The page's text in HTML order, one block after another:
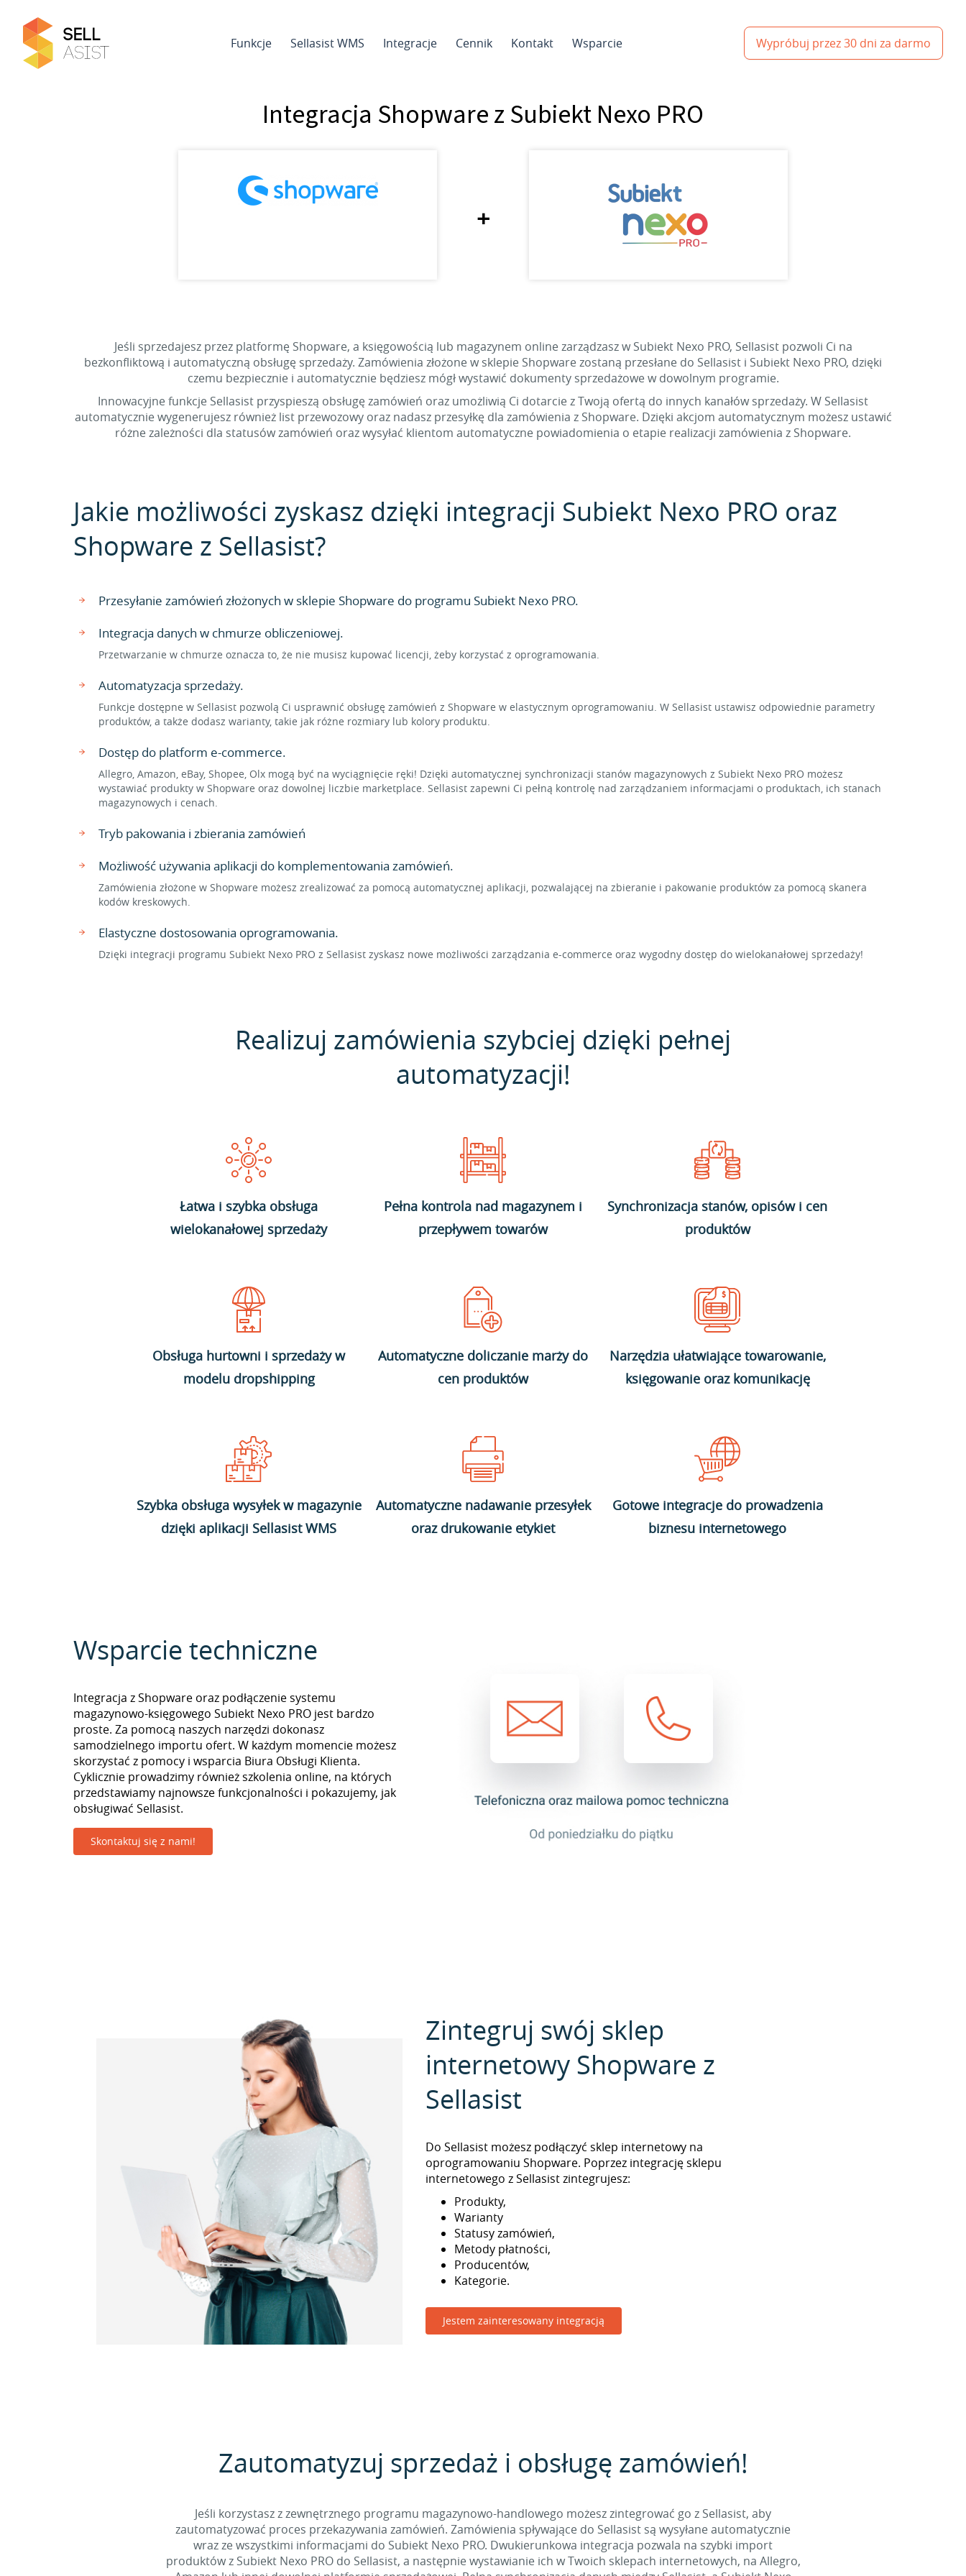
Funkcje Sellasist WMS Integracje Cennik Kontakt Wsparcie Wypróbuj przez 30 dni za darmo
Integracja Shopware z Subiekt Nexo PRO
+
Jeśli sprzedajesz przez platformę Shopware, a księgowością lub magazynem online zarządzasz w Subiekt Nexo PRO, Sellasist pozwoli Ci na
bezkonfliktową i automatyczną obsługę sprzedaży. Zamówienia złożone w sklepie Shopware zostaną przesłane do Sellasist i Subiekt Nexo PRO, dzięki
czemu bezpiecznie i automatycznie będziesz mógł wystawić dokumenty sprzedażowe w dowolnym programie.
Innowacyjne funkcje Sellasist przyspieszą obsługę zamówień oraz umożliwią Ci dotarcie z Twoją ofertą do innych kanałów sprzedaży. W Sellasist
automatycznie wygenerujesz również list przewozowy oraz nadasz przesyłkę dla zamówienia z Shopware. Dzięki akcjom automatycznym możesz ustawić
różne zależności dla statusów zamówień oraz wysyłać klientom automatyczne powiadomienia o etapie realizacji zamówienia z Shopware.
Jakie możliwości zyskasz dzięki integracji Subiekt Nexo PRO oraz
Shopware z Sellasist?
Przesyłanie zamówień złożonych w sklepie Shopware do programu Subiekt Nexo PRO.
Integracja danych w chmurze obliczeniowej.
Przetwarzanie w chmurze oznacza to, że nie musisz kupować licencji, żeby korzystać z oprogramowania.
Automatyzacja sprzedaży.
Funkcje dostępne w Sellasist pozwolą Ci usprawnić obsługę zamówień z Shopware w elastycznym oprogramowaniu. W Sellasist ustawisz odpowiednie parametry
produktów, a także dodasz warianty, takie jak różne rozmiary lub kolory produktu.
Dostęp do platform e-commerce.
Allegro, Amazon, eBay, Shopee, Olx mogą być na wyciągnięcie ręki! Dzięki automatycznej synchronizacji stanów magazynowych z Subiekt Nexo PRO możesz
wystawiać produkty w Shopware oraz dowolnej liczbie marketplace. Sellasist zapewni Ci pełną kontrolę nad zarządzaniem informacjami o produktach, ich stanach
magazynowych i cenach.
Tryb pakowania i zbierania zamówień
Możliwość używania aplikacji do komplementowania zamówień.
Zamówienia złożone w Shopware możesz zrealizować za pomocą automatycznej aplikacji, pozwalającej na zbieranie i pakowanie produktów za pomocą skanera
kodów kreskowych.
Elastyczne dostosowania oprogramowania.
Dzięki integracji programu Subiekt Nexo PRO z Sellasist zyskasz nowe możliwości zarządzania e-commerce oraz wygodny dostęp do wielokanałowej sprzedaży!
Realizuj zamówienia szybciej dzięki pełnej
automatyzacji!
Łatwa i szybka obsługa
wielokanałowej sprzedaży
Pełna kontrola nad magazynem i
przepływem towarów
Synchronizacja stanów, opisów i cen
produktów
Obsługa hurtowni i sprzedaży w
modelu dropshipping
Automatyczne doliczanie marży do
cen produktów
Narzędzia ułatwiające towarowanie,
księgowanie oraz komunikację
Szybka obsługa wysyłek w magazynie
dzięki aplikacji Sellasist WMS
Automatyczne nadawanie przesyłek
oraz drukowanie etykiet
Gotowe integracje do prowadzenia
biznesu internetowego
Wsparcie techniczne
Integracja z Shopware oraz podłączenie systemu
magazynowo-księgowego Subiekt Nexo PRO jest bardzo
proste. Za pomocą naszych narzędzi dokonasz
samodzielnego importu ofert. W każdym momencie możesz
skorzystać z pomocy i wsparcia Biura Obsługi Klienta.
Cyklicznie prowadzimy również szkolenia online, na których
przedstawiamy najnowsze funkcjonalności i pokazujemy, jak
obsługiwać Sellasist.
Skontaktuj się z nami!
Zintegruj swój sklep
internetowy Shopware z
Sellasist
Do Sellasist możesz podłączyć sklep internetowy na
oprogramowaniu Shopware. Poprzez integrację sklepu
internetowego z Sellasist zintegrujesz:
Produkty,
Warianty
Statusy zamówień,
Metody płatności,
Producentów,
Kategorie.
Jestem zainteresowany integracją
Zautomatyzuj sprzedaż i obsługę zamówień!
Jeśli korzystasz z zewnętrznego programu magazynowo-handlowego możesz zintegrować go z Sellasist, aby
zautomatyzować proces przekazywania zamówień. Zamówienia spływające do Sellasist są wysyłane automatycznie
wraz ze wszystkimi informacjami do Subiekt Nexo PRO. Dwukierunkowa integracja pozwala na szybki import
produktów z Subiekt Nexo PRO do Sellasist, a następnie wystawianie ich w Twoich sklepach internetowych, na Allegro,